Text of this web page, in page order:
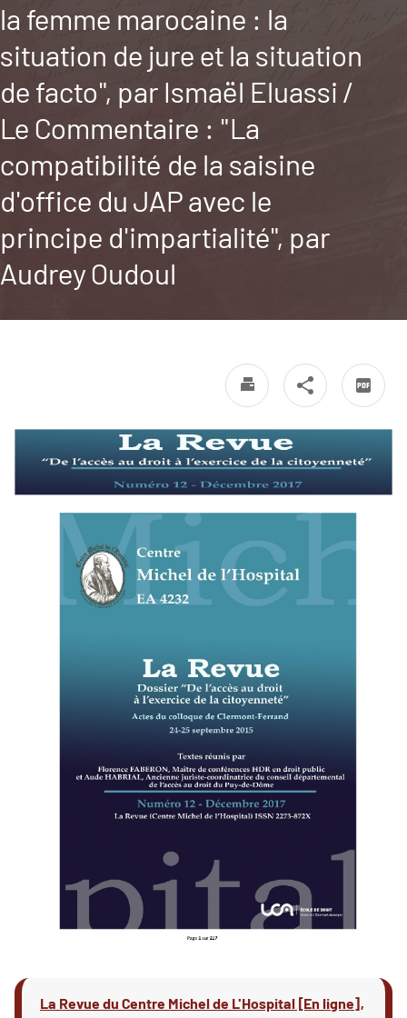
la femme marocaine : la
situation de jure et la situation
de facto", par Ismaël Eluassi /
Le Commentaire : "La
compatibilité de la saisine
d'office du JAP avec le
principe d'impartialité", par
Audrey Oudoul
La Revue du Centre Michel de L'Hospital [En ligne],